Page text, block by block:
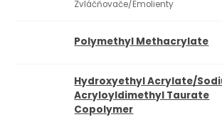
Zvláčňovače/Emolienty
Polymethyl Methacrylate
Hydroxyethyl Acrylate/
Acryloyldimethyl Taurate
Copolymer